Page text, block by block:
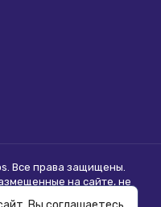
Все права защищены.
на сайте, не